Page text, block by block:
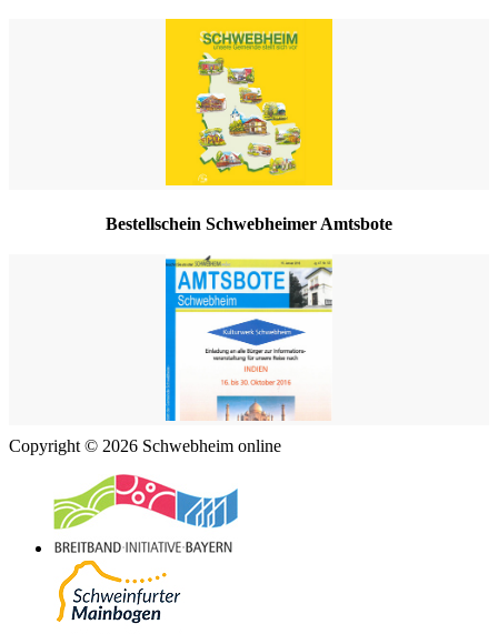
Bestellschein Schwebheimer Amtsbote
Copyright © 2026 Schwebheim online